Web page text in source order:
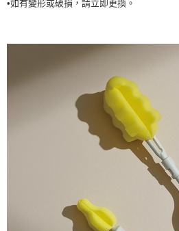
•如有變形或破損，請立即更換。